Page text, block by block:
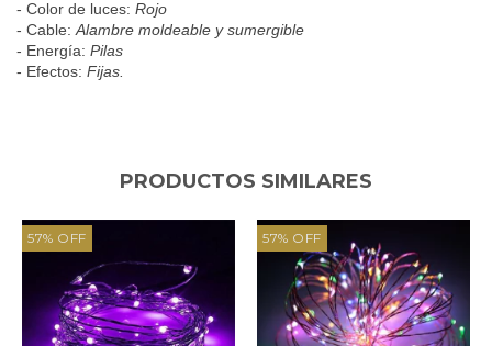
- Color de luces: Rojo
- Cable: Alambre moldeable y sumergible
- Energía: Pilas
- Efectos: Fijas.
PRODUCTOS SIMILARES
57% OFF 57% OFF